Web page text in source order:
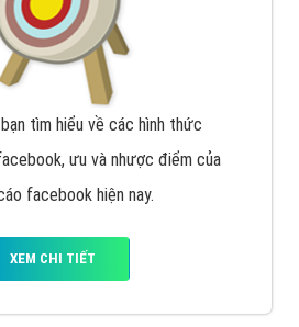
tìm hiểu về các hình thức
ưu và nhược điểm của
facebook hiện nay.
XEM CHI TIẾT